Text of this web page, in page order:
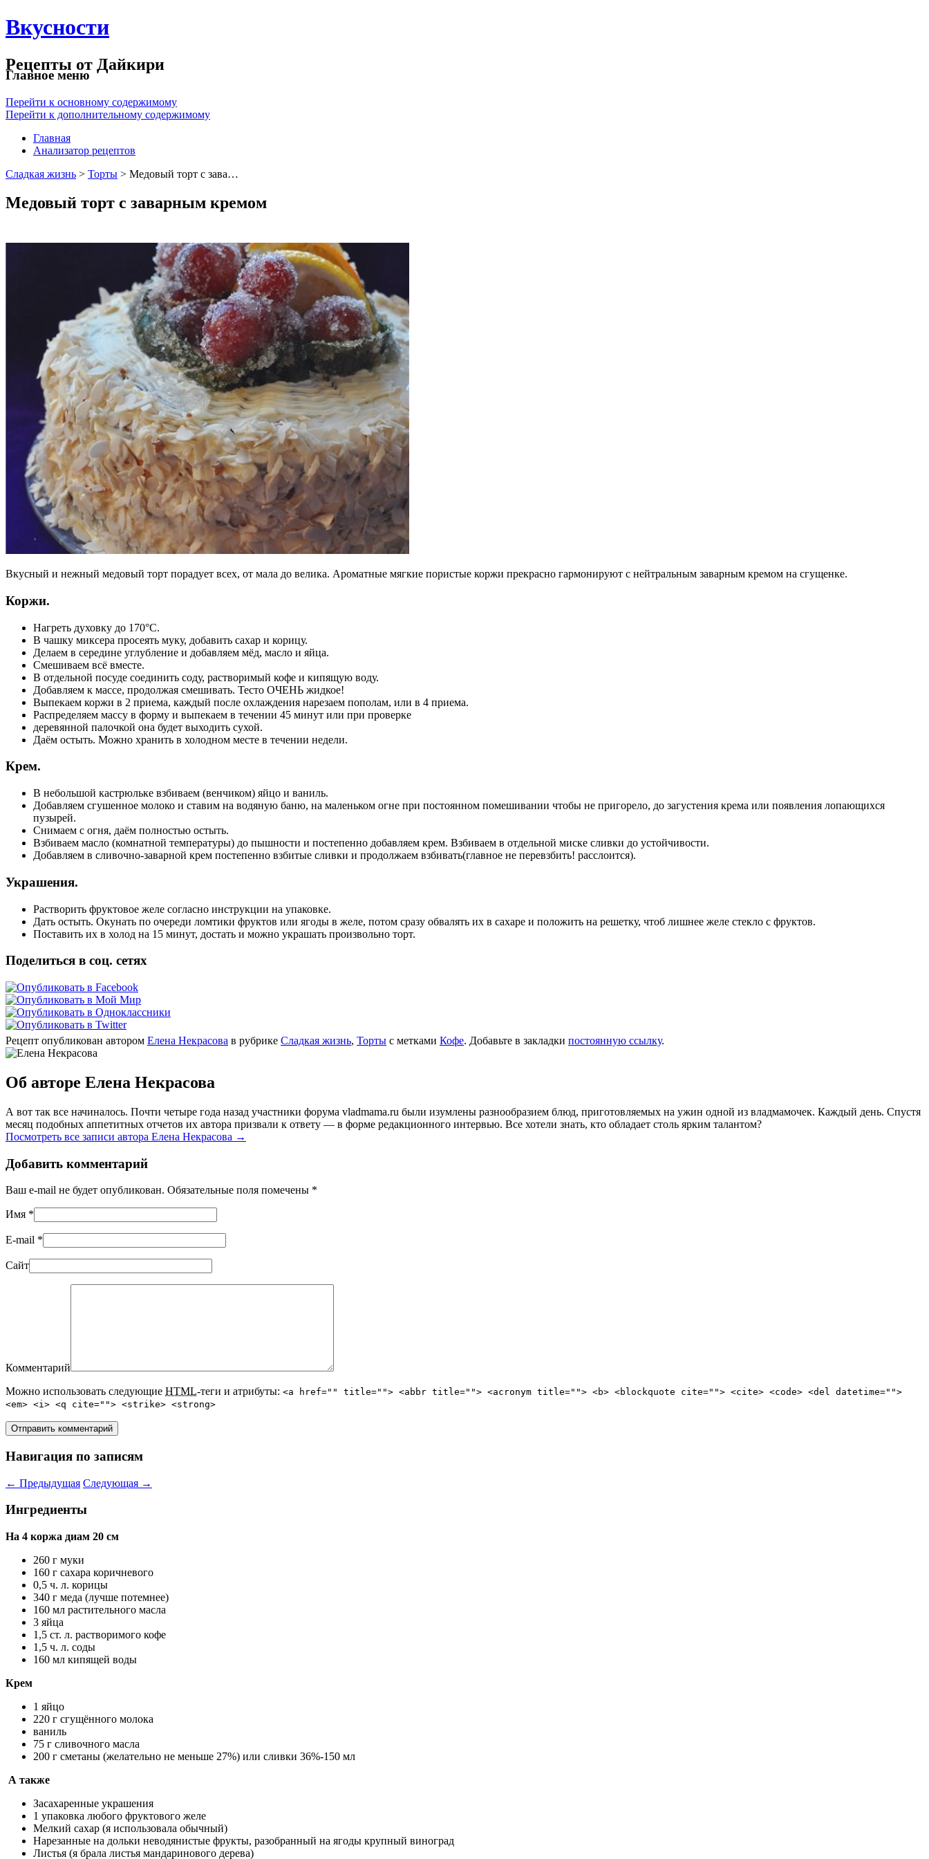
Вкусности
Рецепты от Дайкири
Главное меню
Перейти к основному содержимому
Перейти к дополнительному содержимому
Главная
Анализатор рецептов
Сладкая жизнь > Торты > Медовый торт с зава…
Медовый торт с заварным кремом
Вкусный и нежный медовый торт порадует всех, от мала до велика. Ароматные мягкие пористые коржи прекрасно гармонируют с нейтральным заварным кремом на сгущенке.
Коржи.
Нагреть духовку до 170°C.
В чашку миксера просеять муку, добавить сахар и корицу.
Делаем в середине углубление и добавляем мёд, масло и яйца.
Смешиваем всё вместе.
В отдельной посуде соединить соду, растворимый кофе и кипящую воду.
Добавляем к массе, продолжая смешивать. Тесто ОЧЕНЬ жидкое!
Выпекаем коржи в 2 приема, каждый после охлаждения нарезаем пополам, или в 4 приема.
Распределяем массу в форму и выпекаем в течении 45 минут или при проверке
деревянной палочкой она будет выходить сухой.
Даём остыть. Можно хранить в холодном месте в течении недели.
Крем.
В небольшой кастрюльке взбиваем (венчиком) яйцо и ваниль.
Добавляем сгушенное молоко и ставим на водяную баню, на маленьком огне при постоянном помешивании чтобы не пригорело, до загустения крема или появления лопающихся
пузырей.
Снимаем с огня, даём полностью остыть.
Взбиваем масло (комнатной температуры) до пышности и постепенно добавляем крем. Взбиваем в отдельной миске сливки до устойчивости.
Добавляем в сливочно-заварной крем постепенно взбитые сливки и продолжаем взбивать(главное не перевзбить! расслоится).
Украшения.
Растворить фруктовое желе согласно инструкции на упаковке.
Дать остыть. Окунать по очереди ломтики фруктов или ягоды в желе, потом сразу обвалять их в сахаре и положить на решетку, чтоб лишнее желе стекло с фруктов.
Поставить их в холод на 15 минут, достать и можно украшать произвольно торт.
Поделиться в соц. сетях
Рецепт опубликован автором Елена Некрасова в рубрике Сладкая жизнь, Торты с метками Кофе. Добавьте в закладки постоянную ссылку.
Об авторе Елена Некрасова
А вот так все начиналось. Почти четыре года назад участники форума vladmama.ru были изумлены разнообразием блюд, приготовляемых на ужин одной из владмамочек. Каждый день. Спустя
месяц подобных аппетитных отчетов их автора призвали к ответу — в форме редакционного интервью. Все хотели знать, кто обладает столь ярким талантом?
Посмотреть все записи автора Елена Некрасова →
Добавить комментарий
Ваш e-mail не будет опубликован. Обязательные поля помечены *
Имя *
E-mail *
Сайт
Комментарий
Можно использовать следующие HTML-теги и атрибуты: <a href="" title=""> <abbr title=""> <acronym title=""> <b> <blockquote cite=""> <cite> <code> <del datetime="">
<em> <i> <q cite=""> <strike> <strong>
Навигация по записям
← Предыдущая Следующая →
Ингредиенты
На 4 коржа диам 20 см
260 г муки
160 г сахара коричневого
0,5 ч. л. корицы
340 г меда (лучше потемнее)
160 мл растительного масла
3 яйца
1,5 ст. л. растворимого кофе
1,5 ч. л. соды
160 мл кипящей воды
Крем
1 яйцо
220 г сгущённого молока
ваниль
75 г сливочного масла
200 г сметаны (желательно не меньше 27%) или сливки 36%-150 мл
А также
Засахаренные украшения
1 упаковка любого фруктового желе
Мелкий сахар (я использовала обычный)
Нарезанные на дольки неводянистые фрукты, разобранный на ягоды крупный виноград
Листья (я брала листья мандаринового дерева)